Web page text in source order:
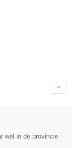
wel in de provincie